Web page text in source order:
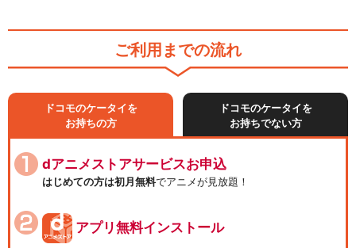
ご利用までの流れ
ドコモのケータイを
お持ちの方
ドコモのケータイを
お持ちでない方
dアニメストアサービスお申込
はじめての方は初月無料でアニメが見放題！
アプリ無料インストール